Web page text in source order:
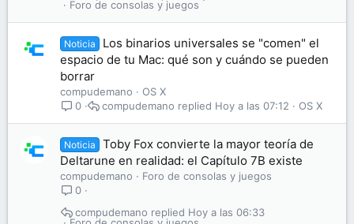
Foro de consolas y juegos
Noticia
Los binarios universales se "comen" el
espacio de tu Mac: qué son y cuándo se pueden
borrar
compudemano
OS X
0
OS X
Hoy a las 07:12
compudemano
Noticia
Toby Fox convierte la mayor teoría de
Deltarune en realidad: el Capítulo 7B existe
compudemano
Foro de consolas y juegos
0
Hoy a las 06:33
compudemano